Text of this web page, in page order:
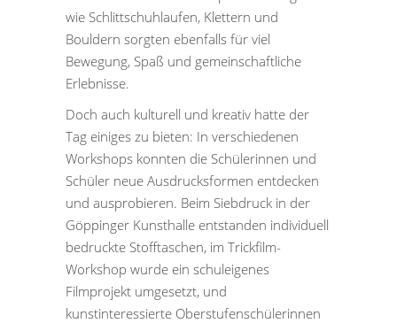
wie Schlittschuhlaufen, Klettern und
Bouldern sorgten ebenfalls für viel
Bewegung, Spaß und gemeinschaftliche
Erlebnisse.
Doch auch kulturell und kreativ hatte der
Tag einiges zu bieten: In verschiedenen
Workshops konnten die Schülerinnen und
Schüler neue Ausdrucksformen entdecken
und ausprobieren. Beim Siebdruck in der
Göppinger Kunsthalle entstanden individuell
bedruckte Stofftaschen, im Trickfilm-
Workshop wurde ein schuleigenes
Filmprojekt umgesetzt, und
kunstinteressierte Oberstufenschülerinnen